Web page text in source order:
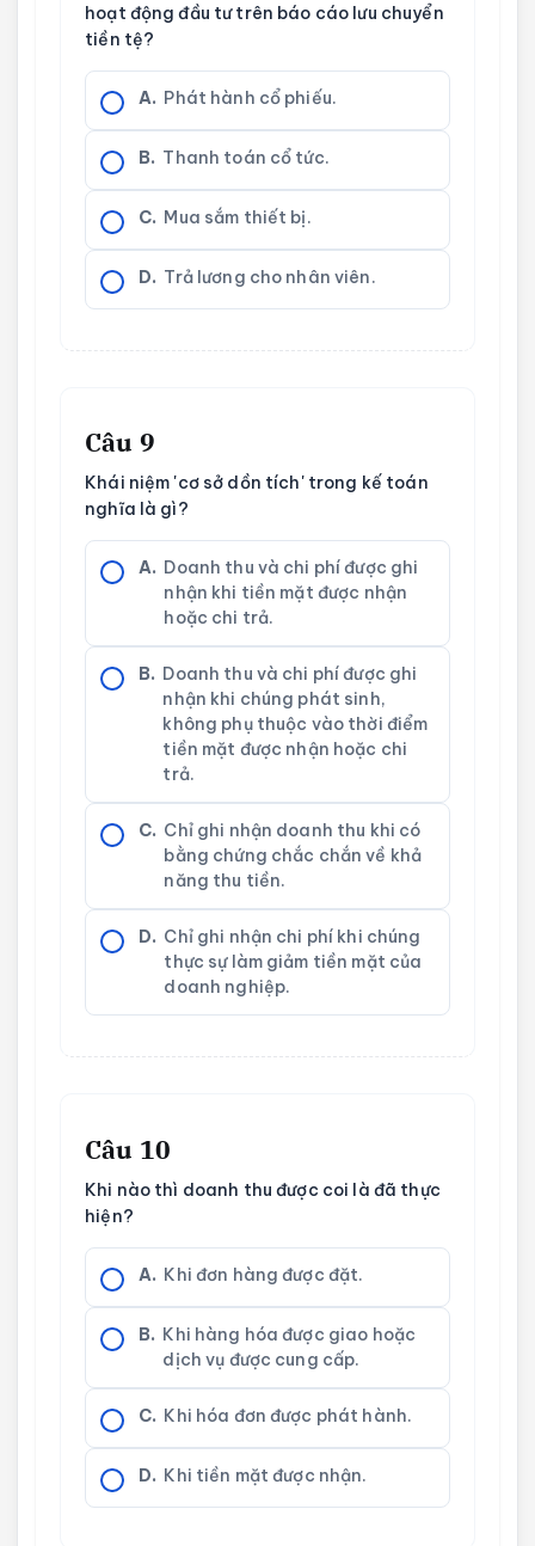
hoạt động đầu tư trên báo cáo lưu chuyển
tiền tệ?
A. Phát hành cổ phiếu.
B. Thanh toán cổ tức.
C. Mua sắm thiết bị.
D. Trả lương cho nhân viên.
Câu 9
Khái niệm 'cơ sở dồn tích' trong kế toán
nghĩa là gì?
A. Doanh thu và chi phí được ghi
nhận khi tiền mặt được nhận
hoặc chi trả.
B. Doanh thu và chi phí được ghi
nhận khi chúng phát sinh,
không phụ thuộc vào thời điểm
tiền mặt được nhận hoặc chi
trả.
C. Chỉ ghi nhận doanh thu khi có
bằng chứng chắc chắn về khả
năng thu tiền.
D. Chỉ ghi nhận chi phí khi chúng
thực sự làm giảm tiền mặt của
doanh nghiệp.
Câu 10
Khi nào thì doanh thu được coi là đã thực
hiện?
A. Khi đơn hàng được đặt.
B. Khi hàng hóa được giao hoặc
dịch vụ được cung cấp.
C. Khi hóa đơn được phát hành.
D. Khi tiền mặt được nhận.